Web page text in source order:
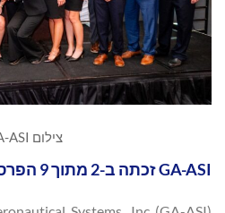
צילום GA-ASI
GA-ASI זכתה ב-2 מתוך 9 הפרסים שהוענקו